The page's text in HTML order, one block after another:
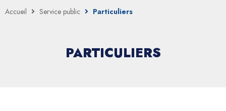
Accueil Service public Particuliers
PARTICULIERS